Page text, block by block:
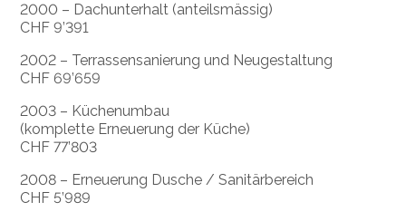
2000 – Dachunterhalt (anteilsmässig)
CHF 9’391
2002 – Terrassensanierung und Neugestaltung
CHF 69’659
2003 – Küchenumbau
(komplette Erneuerung der Küche)
CHF 77’803
2008 – Erneuerung Dusche / Sanitärbereich
CHF 5’989